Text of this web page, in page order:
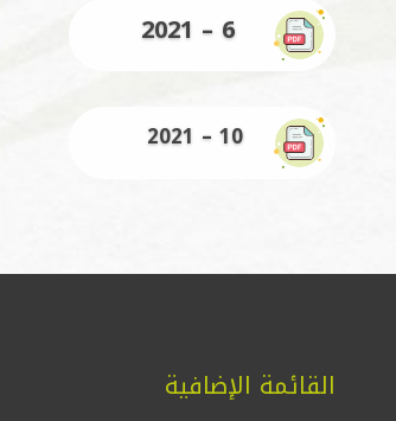
6 – 2021
10 – 2021
القائمة الإضافية